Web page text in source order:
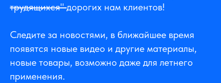
трудящихся"дорогих нам клиентов!
Следите за новостями, в ближайшее время
появятся новые видео и другие материалы,
новые товары, возможно даже для летнего
применения.